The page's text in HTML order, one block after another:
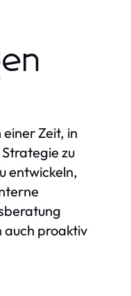
Zeit, in
zu
entwickeln,
auch proaktiv